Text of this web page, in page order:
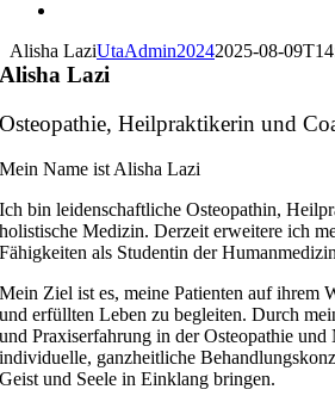
Alisha LaziUtaAdmin20242025-08-
Alisha Lazi
Osteopathie, Heilpraktikerin und
Mein Name ist Alisha Lazi
Ich bin leidenschaftliche Osteopathin,
holistische Medizin. Derzeit erweitere ich
Fähigkeiten als Studentin der
Mein Ziel ist es, meine Patienten auf ihrem
und erfüllten Leben zu begleiten. Durch
und Praxiserfahrung in der Osteopathie
individuelle, ganzheitliche
Geist und Seele in Einklang bringen.